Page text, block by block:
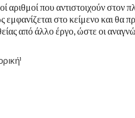
αριθμοί που αντιστοιχούν στον
στο κείμενο και θα
από άλλο έργο, ώστε οι